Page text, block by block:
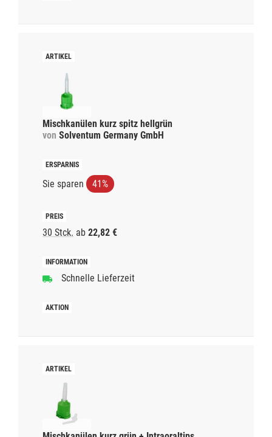
Mischkanülen kurz spitz hellgrün
von Solventum Germany GmbH
Sie sparen 41%
30 Stck. ab 22,82 €
Schnelle Lieferzeit